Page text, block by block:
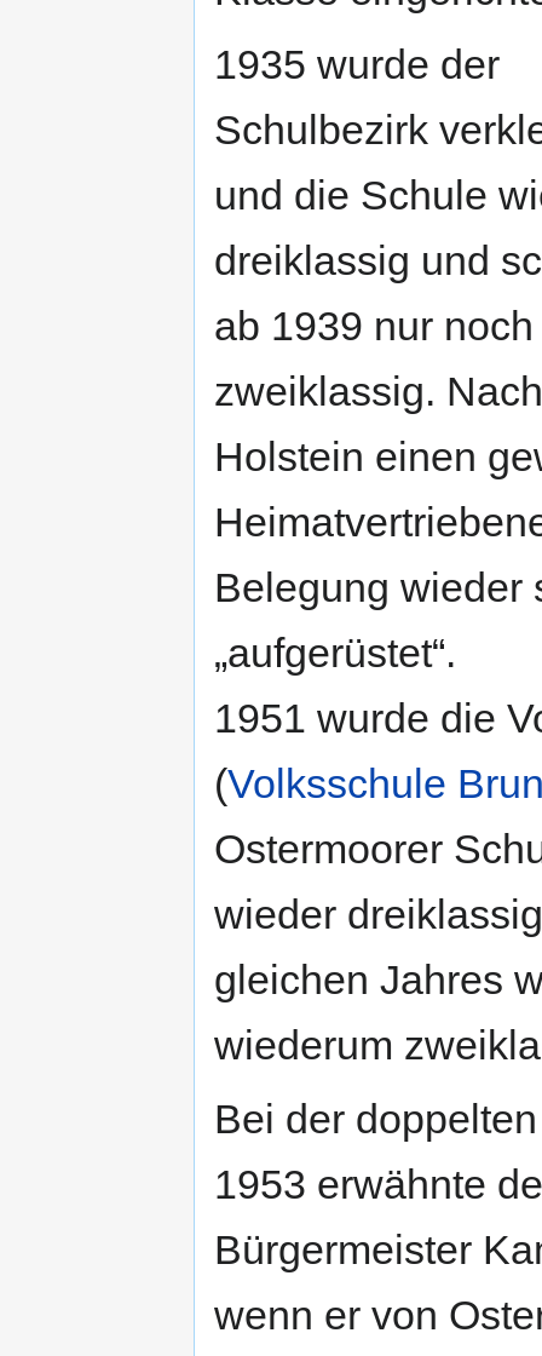
1935 wurde der
Schulbezirk
und die Schule
dreiklassig und
ab 1939 nur noch
zweiklassig.
Holstein einen
Belegung wieder
„aufgerüstet“.
1951 wurde die
(Volksschule
Ostermoorer
wieder
gleichen Jahres
wiederum
Bei der
1953 erwähnte
Bürgermeister
wenn er von